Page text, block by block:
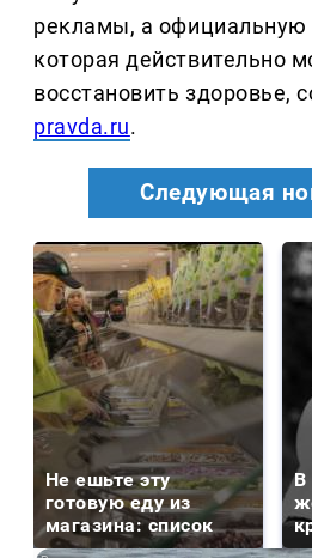
рекламы, а
которая действительно
восстановить здоровье,
pravda.ru.
Следующая
Не ешьте эту
готовую еду из
магазина: список
В